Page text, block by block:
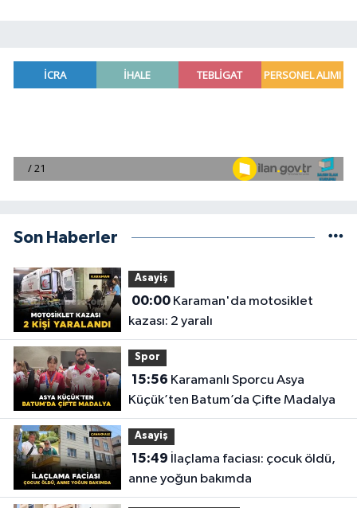
Son Haberler
Asayiş
00:00Karaman'da motosiklet
kazası: 2 yaralı
Spor
15:56
Küçük’ten Batum’da Çifte Madalya
Asayiş
15:49
anne yoğun bakımda